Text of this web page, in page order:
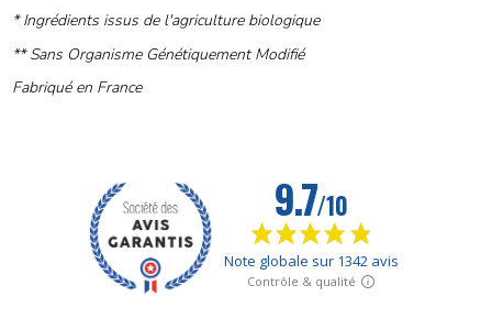
* Ingrédients issus de l'agriculture biologique
** Sans Organisme Génétiquement Modifié
Fabriqué en France